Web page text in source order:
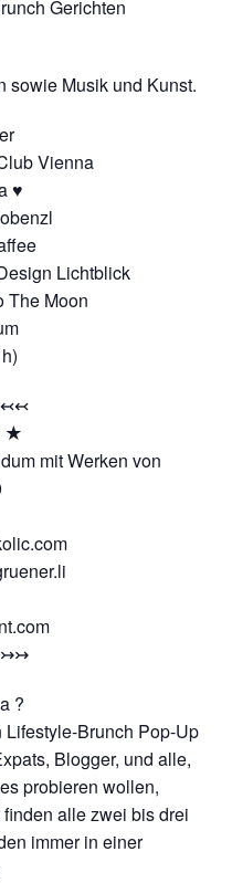
Gerichten
sowie Musik und Kunst.
Vienna
♥
Lichtblick
The Moon
★
mit Werken von
?
Lifestyle-Brunch Pop-Up
Blogger, und alle,
probieren wollen,
alle zwei bis drei
immer in einer